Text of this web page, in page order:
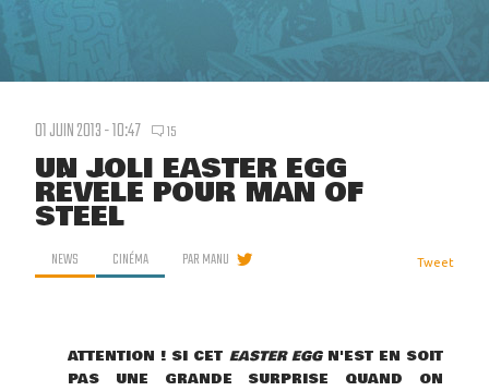
01 JUIN 2013 - 10:47 15
UN JOLI EASTER EGG
RÉVÉLÉ POUR MAN OF
STEEL
NEWS CINÉMA PARMANU Tweet
ATTENTION ! SI CET EASTER EGG N'EST EN SOIT
PAS UNE GRANDE SURPRISE QUAND ON